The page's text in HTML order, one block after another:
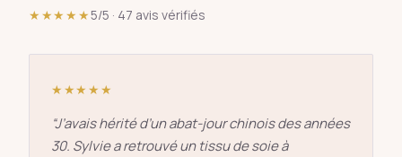
★★★★★5/5 · 47 avis vérifiés
★★★★★
“J’avais hérité d’un abat-jour chinois des années
30. Sylvie a retrouvé un tissu de soie à